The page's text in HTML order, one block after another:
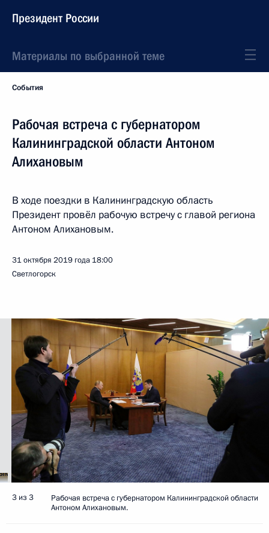
Президент России
Материалы по выбранной теме
События
Рабочая встреча с губернатором
Калининградской области Антоном
Алихановым
В ходе поездки в Калининградскую область
Президент провёл рабочую встречу с главой региона
Антоном Алихановым.
31 октября 2019 года 18:00
Светлогорск
3 из 3
Рабочая встреча с губернатором Калининградской области
Антоном Алихановым.